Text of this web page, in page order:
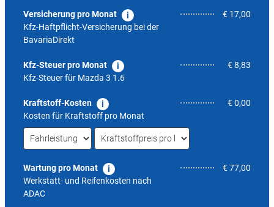
Versicherung pro Monat
Kfz-Haftpflicht-Versicherung bei der
BavariaDirekt
€ 17,00
Kfz-Steuer pro Monat
Kfz-Steuer für Mazda 3 1.6
€ 8,83
Kraftstoff-Kosten
Kosten für Kraftstoff pro Monat
€ 0,00
Wartung pro Monat
Werkstatt- und Reifenkosten nach
ADAC
€ 77,00